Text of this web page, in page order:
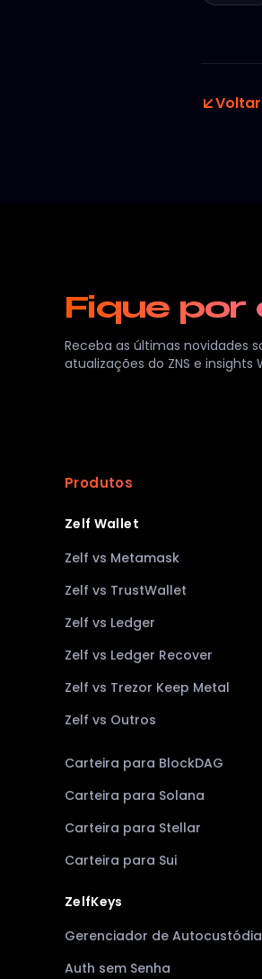
Fique
Receba as últimas novidades
atualizações do ZNS e insights
Produtos
Zelf Wallet
Zelf vs Metamask
Zelf vs TrustWallet
Zelf vs Ledger
Zelf vs Ledger Recover
Zelf vs Trezor Keep Metal
Zelf vs Outros
Carteira para BlockDAG
Carteira para Solana
Carteira para Stellar
Carteira para Sui
ZelfKeys
Gerenciador de Autocustódia
Auth sem Senha